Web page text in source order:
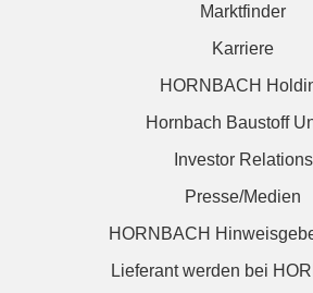
Marktfinder
Karriere
HORNBACH
Hornbach Baustoff
Investor Relations
Presse/Medien
HORNBACH
Lieferant werden bei